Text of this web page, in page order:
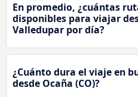
En promedio, ¿cuántas
disponibles para viajar
Valledupar por día?
¿Cuánto dura el viaje en
desde Ocaña (CO)?